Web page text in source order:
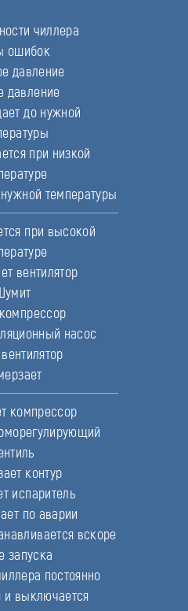
чиллера
ошибок
давление
давление
до нужной
при низкой
температуры
при высокой
вентилятор
насос
компрессор
контур
испаритель
по аварии
вскоре
запуска
постоянно
и выключается